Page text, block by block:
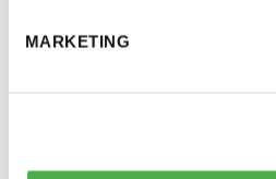
MARKETING
— Uudessa saunassa on